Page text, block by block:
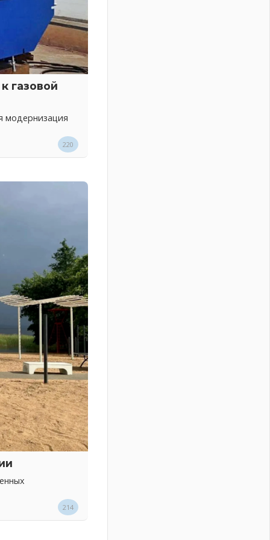
газовой
модернизация
220
214